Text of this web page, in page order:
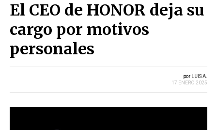
El CEO de HONOR deja su
cargo por motivos
personales
por LUIS A.
17 ENERO 2025